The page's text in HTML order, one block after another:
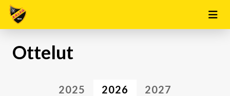
Ottelut
2025 2026 2027